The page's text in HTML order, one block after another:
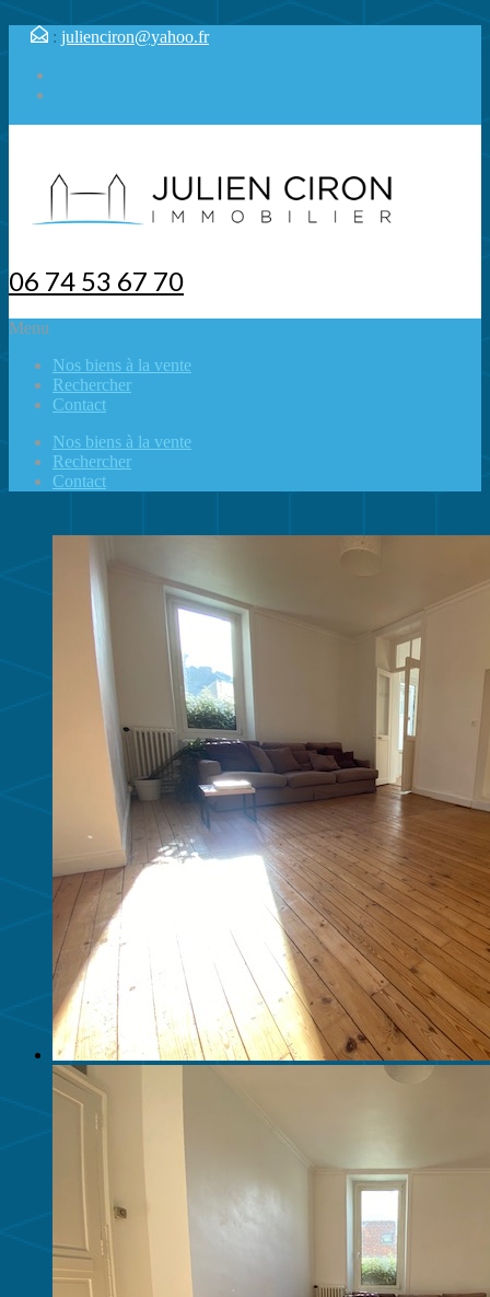
: julienciron@yahoo.fr
06 74 53 67 70
Menu
Nos biens à la vente
Rechercher
Contact
Nos biens à la vente
Rechercher
Contact